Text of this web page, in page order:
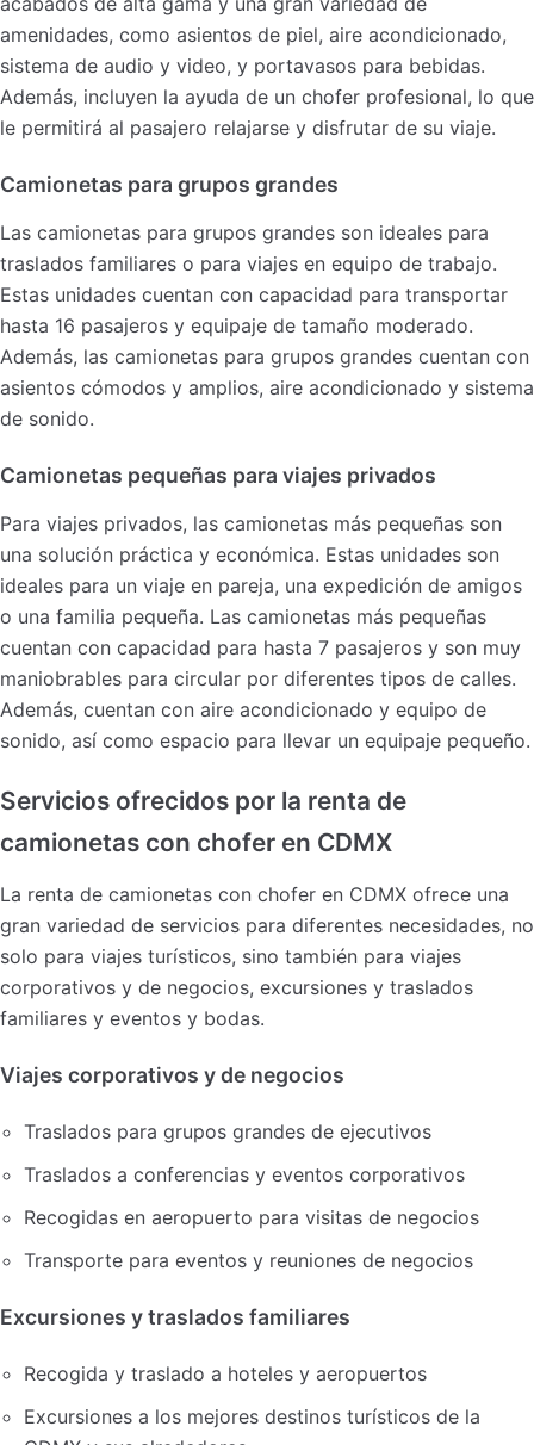
amenidades, como asientos de piel, aire acondicionado,
sistema de audio y video, y portavasos para bebidas.
Además, incluyen la ayuda de un chofer profesional, lo que
le permitirá al pasajero relajarse y disfrutar de su viaje.
Camionetas para grupos grandes
Las camionetas para grupos grandes son ideales para
traslados familiares o para viajes en equipo de trabajo.
Estas unidades cuentan con capacidad para transportar
hasta 16 pasajeros y equipaje de tamaño moderado.
Además, las camionetas para grupos grandes cuentan con
asientos cómodos y amplios, aire acondicionado y sistema
de sonido.
Camionetas pequeñas para viajes privados
Para viajes privados, las camionetas más pequeñas son
una solución práctica y económica. Estas unidades son
ideales para un viaje en pareja, una expedición de amigos
o una familia pequeña. Las camionetas más pequeñas
cuentan con capacidad para hasta 7 pasajeros y son muy
maniobrables para circular por diferentes tipos de calles.
Además, cuentan con aire acondicionado y equipo de
sonido, así como espacio para llevar un equipaje pequeño.
Servicios ofrecidos por la renta de
camionetas con chofer en CDMX
La renta de camionetas con chofer en CDMX ofrece una
gran variedad de servicios para diferentes necesidades, no
solo para viajes turísticos, sino también para viajes
corporativos y de negocios, excursiones y traslados
familiares y eventos y bodas.
Viajes corporativos y de negocios
Traslados para grupos grandes de ejecutivos
Traslados a conferencias y eventos corporativos
Recogidas en aeropuerto para visitas de negocios
Transporte para eventos y reuniones de negocios
Excursiones y traslados familiares
Recogida y traslado a hoteles y aeropuertos
Excursiones a los mejores destinos turísticos de la